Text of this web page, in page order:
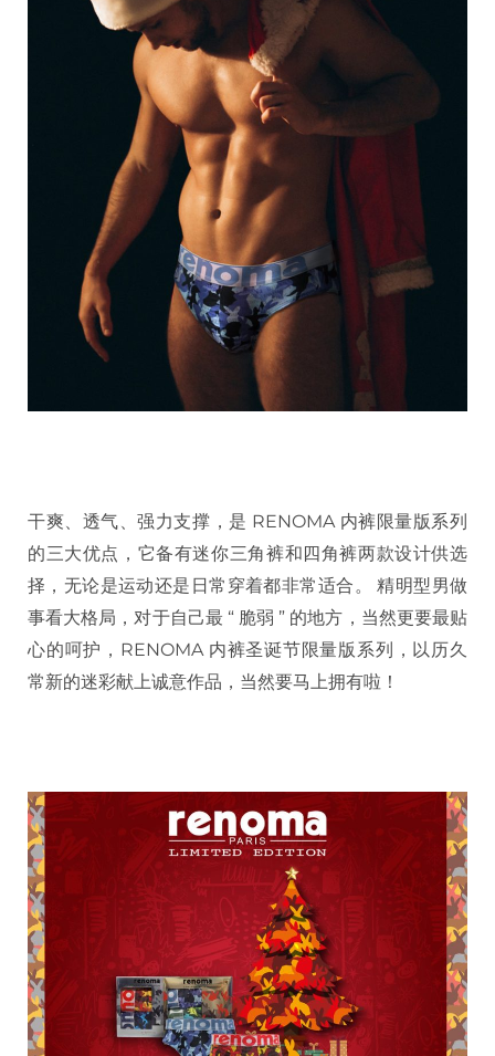
干爽、透气、强力支撑，是 RENOMA 内裤限量版系列
的三大优点，它备有迷你三角裤和四角裤两款设计供选
择，无论是运动还是日常穿着都非常适合。 精明型男做
事看大格局，对于自己最 “ 脆弱 ” 的地方，当然更要最贴
心的呵护，RENOMA 内裤圣诞节限量版系列，以历久
常新的迷彩献上诚意作品，当然要马上拥有啦！